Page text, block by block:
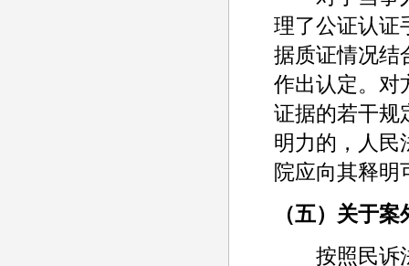
理了公证认证
据质证情况结
作出认定。对
证据的若干规
明力的，人民
院应向其释明
（五）关于
按照民诉法